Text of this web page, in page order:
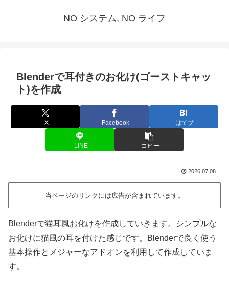
NO システム, NO ライフ
Blenderで耳付きのお化け(ゴーストキャッ
ト)を作成
X Facebook はてブ
LINE コピー
2026.07.08
当ページのリンクには広告が含まれています。
Blenderで猫耳風お化けを作成していきます。シンプルな
お化けに猫風の耳を付けた感じです。Blenderで良く使う
基本操作とメジャーなアドオンを利用して作成していま
す。